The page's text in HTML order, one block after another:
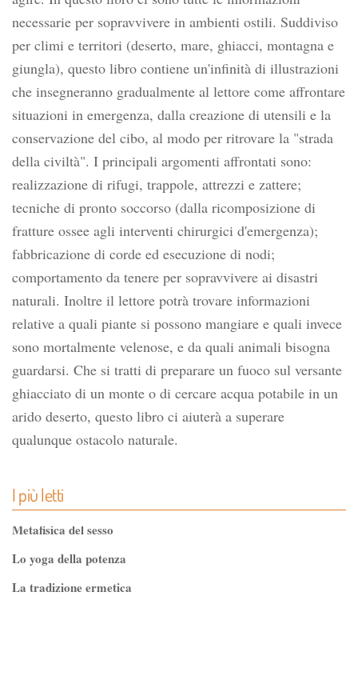
necessarie per sopravvivere in ambienti ostili. Suddiviso
per climi e territori (deserto, mare, ghiacci, montagna e
giungla), questo libro contiene un'infinità di illustrazioni
che insegneranno gradualmente al lettore come affrontare
situazioni in emergenza, dalla creazione di utensili e la
conservazione del cibo, al modo per ritrovare la "strada
della civiltà". I principali argomenti affrontati sono:
realizzazione di rifugi, trappole, attrezzi e zattere;
tecniche di pronto soccorso (dalla ricomposizione di
fratture ossee agli interventi chirurgici d'emergenza);
fabbricazione di corde ed esecuzione di nodi;
comportamento da tenere per sopravvivere ai disastri
naturali. Inoltre il lettore potrà trovare informazioni
relative a quali piante si possono mangiare e quali invece
sono mortalmente velenose, e da quali animali bisogna
guardarsi. Che si tratti di preparare un fuoco sul versante
ghiacciato di un monte o di cercare acqua potabile in un
arido deserto, questo libro ci aiuterà a superare
qualunque ostacolo naturale.
I più letti
Metafisica del sesso
Lo yoga della potenza
La tradizione ermetica